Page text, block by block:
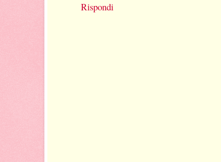
Rispondi